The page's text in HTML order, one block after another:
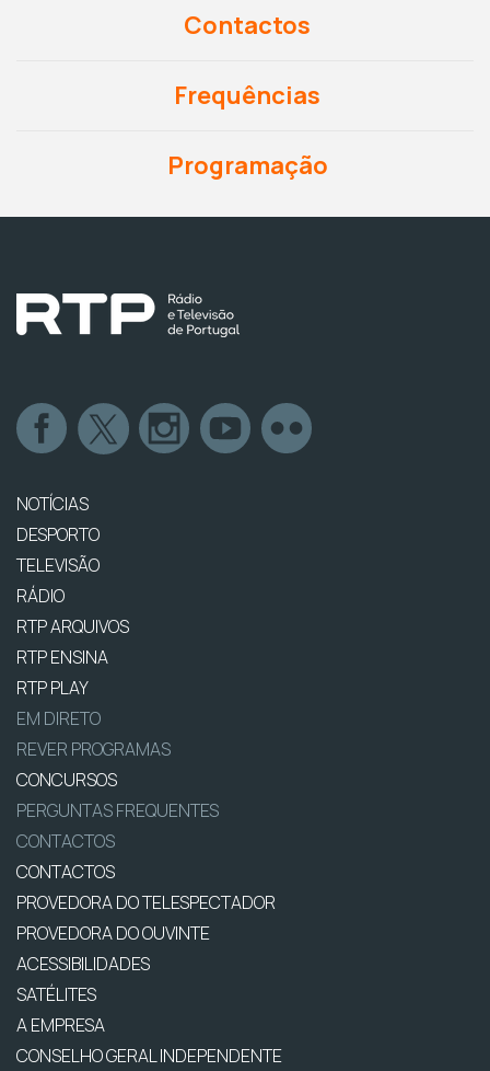
Contactos
Frequências
Programação
NOTÍCIAS
DESPORTO
TELEVISÃO
RÁDIO
RTP ARQUIVOS
RTP ENSINA
RTP PLAY
EM DIRETO
REVER PROGRAMAS
CONCURSOS
PERGUNTAS FREQUENTES
CONTACTOS
CONTACTOS
PROVEDORA DO TELESPECTADOR
PROVEDORA DO OUVINTE
ACESSIBILIDADES
SATÉLITES
A EMPRESA
CONSELHO GERAL INDEPENDENTE